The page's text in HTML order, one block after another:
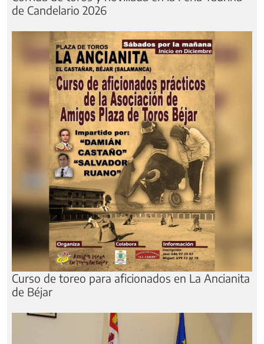
de Candelario 2026
Curso de toreo para aficionados en La Ancianita
de Béjar